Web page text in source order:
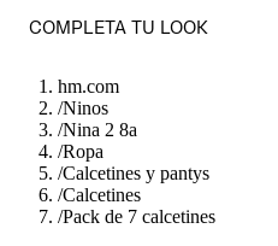
COMPLETA TU LOOK
hm.com
/Ninos
/Nina 2 8a
/Ropa
/Calcetines y pantys
/Calcetines
/Pack de 7 calcetines